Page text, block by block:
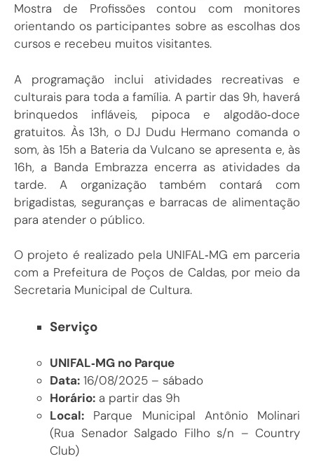
Mostra de Profissões contou com monitores
orientando os participantes sobre as escolhas dos
cursos e recebeu muitos visitantes.
A programação inclui atividades recreativas e
culturais para toda a família. A partir das 9h, haverá
brinquedos infláveis, pipoca e algodão‑doce
gratuitos. Às 13h, o DJ Dudu Hermano comanda o
som, às 15h a Bateria da Vulcano se apresenta e, às
16h, a Banda Embrazza encerra as atividades da
tarde. A organização também contará com
brigadistas, seguranças e barracas de alimentação
para atender o público.
O projeto é realizado pela UNIFAL‑MG em parceria
com a Prefeitura de Poços de Caldas, por meio da
Secretaria Municipal de Cultura.
Serviço
UNIFAL‑MG no Parque
Data: 16/08/2025 – sábado
Horário: a partir das 9h
Local: Parque Municipal Antônio Molinari
(Rua Senador Salgado Filho s/n – Country
Club)